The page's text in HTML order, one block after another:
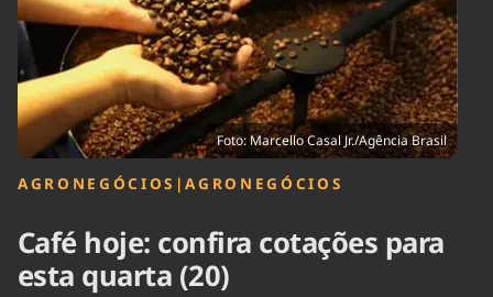
Cinema
Infraestrutura
Internacional
Tempo
Foto: Marcello Casal Jr./Agência Brasil
AGRONEGÓCIOS |AGRONEGÓCIOS
Café hoje: confira cotações para
esta quarta (20)